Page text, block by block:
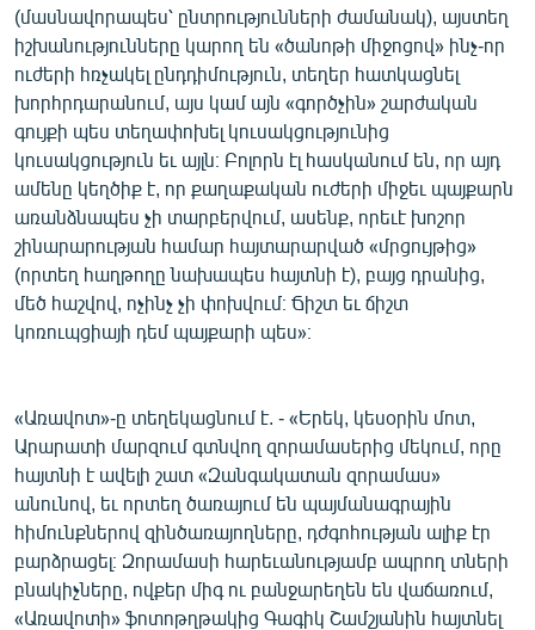
(մասնավորապես՝ ընտրությունների ժամանակ), այստեղ
իշխանությունները կարող են «ծանոթի միջոցով» ինչ-որ
ուժերի հռչակել ընդդիմություն, տեղեր հատկացնել
խորհրդարանում, այս կամ այն «գործչին» շարժական
գույքի պես տեղափոխել կուսակցությունից
կուսակցություն եւ այլն։ Բոլորն էլ հասկանում են, որ այդ
ամենը կեղծիք է, որ քաղաքական ուժերի միջեւ պայքարն
առանձնապես չի տարբերվում, ասենք, որեւէ խոշոր
շինարարության համար հայտարարված «մրցույթից»
(որտեղ հաղթողը նախապես հայտնի է), բայց դրանից,
մեծ հաշվով, ոչինչ չի փոխվում։ Ճիշտ եւ ճիշտ
կոռուպցիայի դեմ պայքարի պես»։
«Առավոտ»-ը տեղեկացնում է. - «Երեկ, կեսօրին մոտ,
Արարատի մարզում գտնվող զորամասերից մեկում, որը
հայտնի է ավելի շատ «Զանգակատան զորամաս»
անունով, եւ որտեղ ծառայում են պայմանագրային
հիմունքներով զինծառայողները, դժգոհության ալիք էր
բարձրացել։ Զորամասի հարեւանությամբ ապրող տների
բնակիչները, ովքեր միգ ու բանջարեղեն են վաճառում,
«Առավոտի» ֆոտոթղթակից Գագիկ Շամշյանին հայտնել